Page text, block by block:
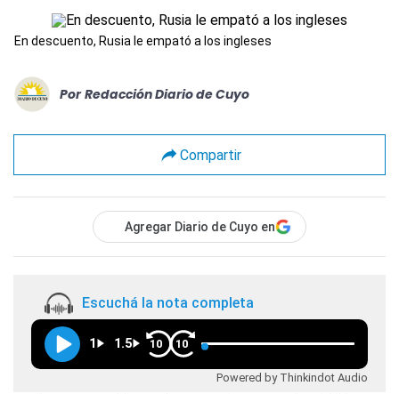
En descuento, Rusia le empató a los ingleses
Por Redacción Diario de Cuyo
Compartir
Agregar Diario de Cuyo en
Escuchá la nota completa
1 1.5 10 10
Powered by Thinkindot Audio